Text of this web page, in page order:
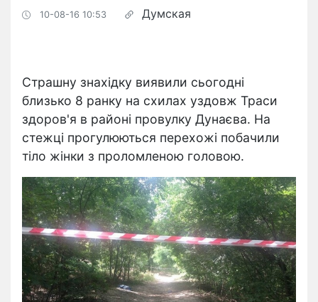
10-08-16 10:53 Думская
Страшну знахідку виявили сьогодні
близько 8 ранку на схилах уздовж Траси
здоров'я в районі провулку Дунаєва. На
стежці прогулюються перехожі побачили
тіло жінки з проломленою головою.